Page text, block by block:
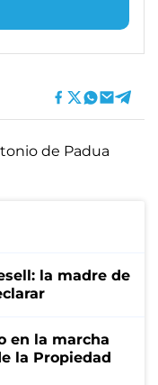
de Padua
la madre de
en la marcha
la Propiedad